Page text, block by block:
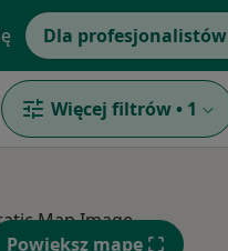
Dla profesjonalistów
Więcej filtrów • 1
Powiększ mapę